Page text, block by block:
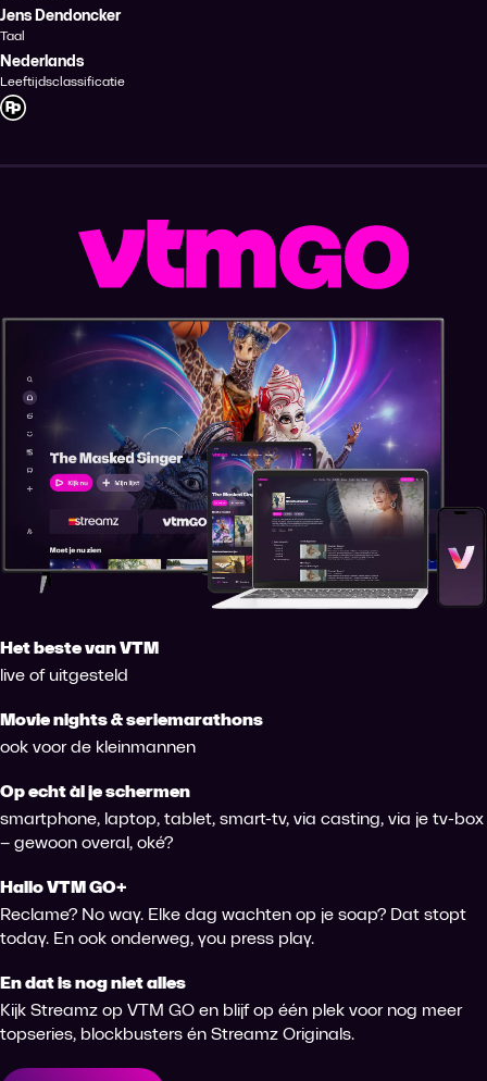
Jens Dendoncker
Taal
Nederlands
Leeftijdsclassificatie
Het beste van VTM
live of uitgesteld
Movie nights & seriemarathons
ook voor de kleinmannen
Op echt àl je schermen
smartphone, laptop, tablet, smart-tv, via casting, via je tv-box
– gewoon overal, oké?
Hallo VTM GO+
Reclame? No way. Elke dag wachten op je soap? Dat stopt
today. En ook onderweg, you press play.
En dat is nog niet alles
Kijk Streamz op VTM GO en blijf op één plek voor nog meer
topseries, blockbusters én Streamz Originals.